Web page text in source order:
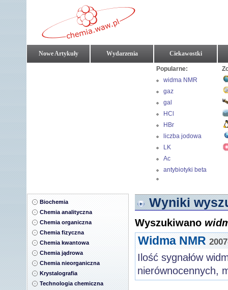
Nowe Artykuły Wydarzenia Ciekawostki
Popularne:
widma NMR
gaz
gal
HCl
HBr
liczba jodowa
LK
Ac
antybiotyki beta
Biochemia
Chemia analityczna
Chemia organiczna
Chemia fizyczna
Chemia kwantowa
Chemia jądrowa
Chemia nieorganiczna
Krystalografia
Technologia chemiczna
Wyniki
Wyszukiwano
Widma NMR
Ilość sygnałów
nierównocennych,